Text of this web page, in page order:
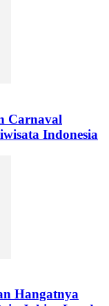
Carnaval
Indonesia
Hangatnya